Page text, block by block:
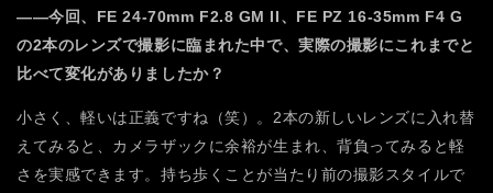
――今回、FE 24-70mm F2.8 GM II、FE PZ 16-35mm F4 G
の2本のレンズで撮影に臨まれた中で、実際の撮影にこれまでと
比べて変化がありましたか？
小さく、軽いは正義ですね（笑）。2本の新しいレンズに入れ替
えてみると、カメラザックに余裕が生まれ、背負ってみると軽
さを実感できます。持ち歩くことが当たり前の撮影スタイルで